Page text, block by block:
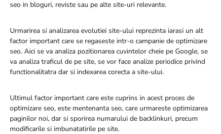
seo in bloguri, reviste sau pe alte site-uri relevante.
Urmarirea si analizarea evolutiei site-ului reprezinta iarasi un alt
factor important care se regaseste intr-o campanie de optimizare
seo. Aici se va analiza pozitionarea cuvintelor cheie pe Google, se
va analiza traficul de pe site, se vor face analize periodice privind
functionalitatra dar si indexarea corecta a site-ului.
Ultimul factor important care este cuprins in acest proces de
optimizare seo, este mentenanta seo, care urmareste optimizarea
paginilor noi, dar si sporirea numarului de backlinkuri, precum
modificarile si imbunatatirile pe site.